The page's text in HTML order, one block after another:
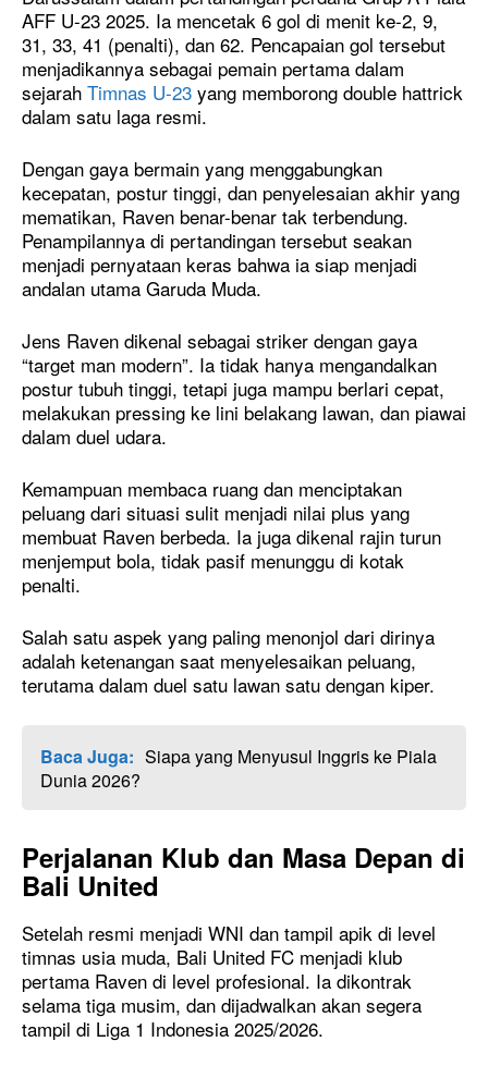
AFF U-23 2025. Ia mencetak 6 gol di menit ke-2, 9,
31, 33, 41 (penalti), dan 62. Pencapaian gol tersebut
menjadikannya sebagai pemain pertama dalam
sejarah Timnas U-23 yang memborong double hattrick
dalam satu laga resmi.
Dengan gaya bermain yang menggabungkan
kecepatan, postur tinggi, dan penyelesaian akhir yang
mematikan, Raven benar-benar tak terbendung.
Penampilannya di pertandingan tersebut seakan
menjadi pernyataan keras bahwa ia siap menjadi
andalan utama Garuda Muda.
Jens Raven dikenal sebagai striker dengan gaya
“target man modern”. Ia tidak hanya mengandalkan
postur tubuh tinggi, tetapi juga mampu berlari cepat,
melakukan pressing ke lini belakang lawan, dan piawai
dalam duel udara.
Kemampuan membaca ruang dan menciptakan
peluang dari situasi sulit menjadi nilai plus yang
membuat Raven berbeda. Ia juga dikenal rajin turun
menjemput bola, tidak pasif menunggu di kotak
penalti.
Salah satu aspek yang paling menonjol dari dirinya
adalah ketenangan saat menyelesaikan peluang,
terutama dalam duel satu lawan satu dengan kiper.
Baca Juga: Siapa yang Menyusul Inggris ke Piala
Dunia 2026?
Perjalanan Klub dan Masa Depan di
Bali United
Setelah resmi menjadi WNI dan tampil apik di level
timnas usia muda, Bali United FC menjadi klub
pertama Raven di level profesional. Ia dikontrak
selama tiga musim, dan dijadwalkan akan segera
tampil di Liga 1 Indonesia 2025/2026.